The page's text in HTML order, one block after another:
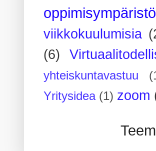
oppimisympäristö
viikkokuulumisia
(6)
yhteiskuntavastuu
Yritysidea (1) zoom